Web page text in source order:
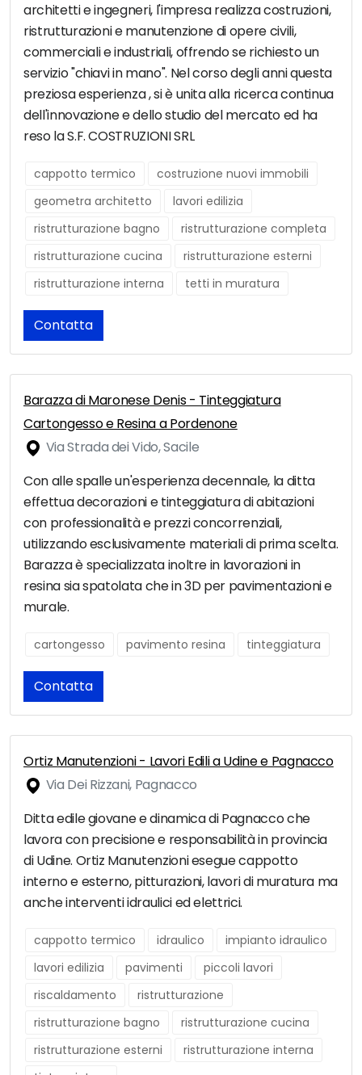
architetti e ingegneri, l'impresa realizza costruzioni,
ristrutturazioni e manutenzione di opere civili,
commerciali e industriali, offrendo se richiesto un
servizio "chiavi in mano". Nel corso degli anni questa
preziosa esperienza , si è unita alla ricerca continua
dell'innovazione e dello studio del mercato ed ha
reso la S.F. COSTRUZIONI SRL
cappotto termico
costruzione nuovi immobili
geometra architetto
lavori edilizia
ristrutturazione bagno
ristrutturazione completa
ristrutturazione cucina
ristrutturazione esterni
ristrutturazione interna
tetti in muratura
Contatta
Barazza di Maronese Denis - Tinteggiatura
Cartongesso e Resina a Pordenone
Via Strada dei Vido, Sacile
Con alle spalle un'esperienza decennale, la ditta
effettua decorazioni e tinteggiatura di abitazioni
con professionalità e prezzi concorrenziali,
utilizzando esclusivamente materiali di prima scelta.
Barazza è specializzata inoltre in lavorazioni in
resina sia spatolata che in 3D per pavimentazioni e
murale.
cartongesso pavimento resina tinteggiatura
Contatta
Ortiz Manutenzioni - Lavori Edili a Udine e Pagnacco
Via Dei Rizzani, Pagnacco
Ditta edile giovane e dinamica di Pagnacco che
lavora con precisione e responsabilità in provincia
di Udine. Ortiz Manutenzioni esegue cappotto
interno e esterno, pitturazioni, lavori di muratura ma
anche interventi idraulici ed elettrici.
cappotto termico idraulico
impianto idraulico
lavori edilizia
pavimenti
piccoli lavori
riscaldamento
ristrutturazione
ristrutturazione bagno
ristrutturazione cucina
ristrutturazione esterni
ristrutturazione interna